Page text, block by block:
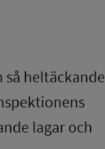
heltäckande
lagar och